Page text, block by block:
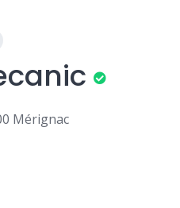
Mérignac